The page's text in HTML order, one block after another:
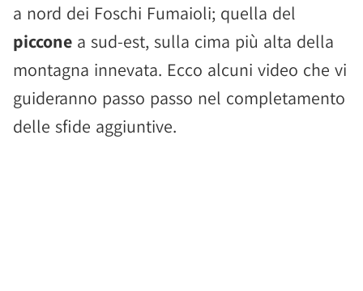
a nord dei Foschi Fumaioli; quella del
piccone a sud-est, sulla cima più alta della
montagna innevata. Ecco alcuni video che vi
guideranno passo passo nel completamento
delle sfide aggiuntive.